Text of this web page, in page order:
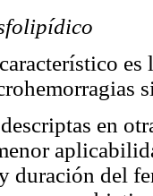
en
duración del